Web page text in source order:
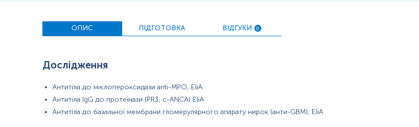
ОПИС ПІДГОТОВКА ВІДГУКИ 0
Дослідження
Антитіла до мієлопероксидази anti-MPO, EliA
Антитіла IgG до протеїнази (PR3, с-ANCA) EliA
Антитіла до базальної мембрани гломерулярного апарату нирок (анти-GBM), EliA